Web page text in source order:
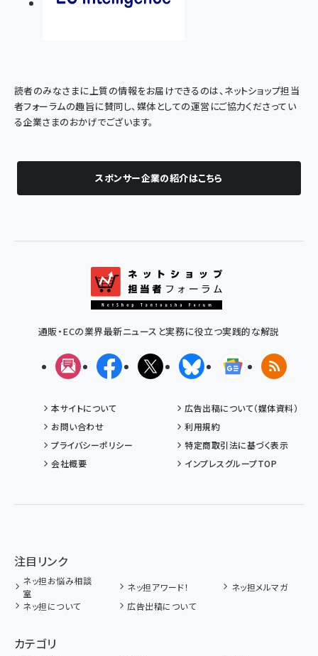
読者のみなさまに上質の情報をお届けできるのは、ネットショップ担当
者フォーラムの趣旨に賛同し、媒体としての運営にご協力くださってい
る企業さまのおかげでございます。
スポンサー企業の紹介はこちら
通販・ECの業界最新ニュースと実務に役立つ実践的な解説
メルマガFacebookX(エックス)BlueskyGoogleニュ
RSS
本サイトについて
広告出稿について（媒体資料）
お問い合わせ
利用規約
プライバシーポリシー
特定商取引法に基づく表示
会社概要
インプレスグループTOP
注目リンク
ネッ担お悩み相談
室
ネッ担アワード！
ネッ担メルマガ
ネッ担について
広告出稿について
カテゴリ